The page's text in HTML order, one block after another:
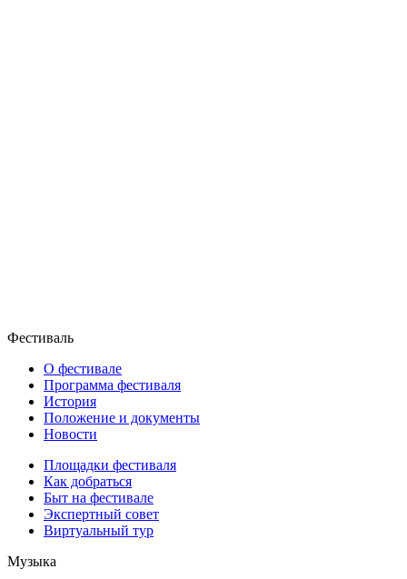
Фестиваль
О фестивале
Программа фестиваля
История
Положение и документы
Новости
Площадки фестиваля
Как добраться
Быт на фестивале
Экспертный совет
Виртуальный тур
Музыка